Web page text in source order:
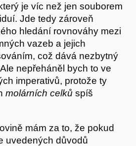
je víc než jen souborem
Jde tedy zároveň
hledání rovnováhy mezi
vazeb a jejich
což dává nezbytný
nepřeháněl bych to ve
imperativů, protože ty
molárních celků spíš
mám za to, že pokud
uvedených důvodů